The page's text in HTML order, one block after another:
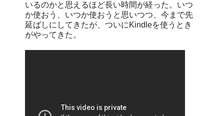
いるのかと思えるほど長い時間が経った。いつ
か使おう、いつか使おうと思いつつ、今まで先
延ばしにしてきたが、ついにKindleを使うとき
がやってきた。